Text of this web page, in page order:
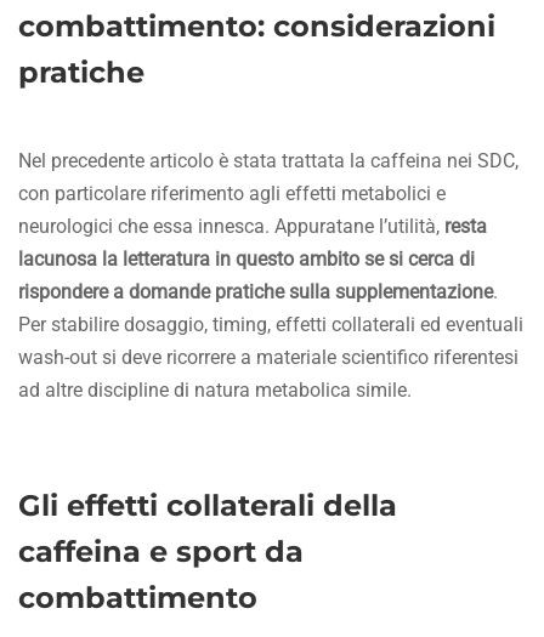
combattimento: considerazioni
pratiche
Nel precedente articolo è stata trattata la caffeina nei SDC,
con particolare riferimento agli effetti metabolici e
neurologici che essa innesca. Appuratane l’utilità, resta
lacunosa la letteratura in questo ambito se si cerca di
rispondere a domande pratiche sulla supplementazione.
Per stabilire dosaggio, timing, effetti collaterali ed eventuali
wash-out si deve ricorrere a materiale scientifico riferentesi
ad altre discipline di natura metabolica simile.
Gli effetti collaterali della
caffeina e sport da
combattimento